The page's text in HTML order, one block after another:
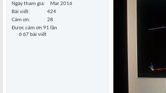
Ngày tham gia
Mar 2016
Bài viết
424
Cám ơn
28
Được cám ơn 91 lần
ở 67 bài viết